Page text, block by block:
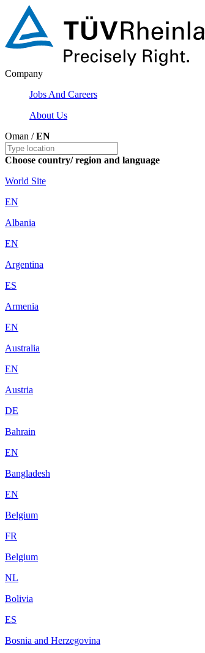
Company
Jobs And Careers
About Us
Oman /EN
Choose country/ region and language
World Site
EN
Albania
EN
Argentina
ES
Armenia
EN
Australia
EN
Austria
DE
Bahrain
EN
Bangladesh
EN
Belgium
FR
Belgium
NL
Bolivia
ES
Bosnia and Herzegovina